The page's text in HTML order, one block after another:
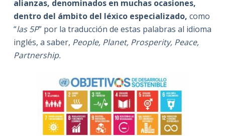
alianzas, denominados en muchas ocasiones,
dentro del ámbito del léxico especializado, como
“las 5P” por la traducción de estas palabras al idioma
inglés, a saber, People, Planet, Prosperity, Peace,
Partnership.